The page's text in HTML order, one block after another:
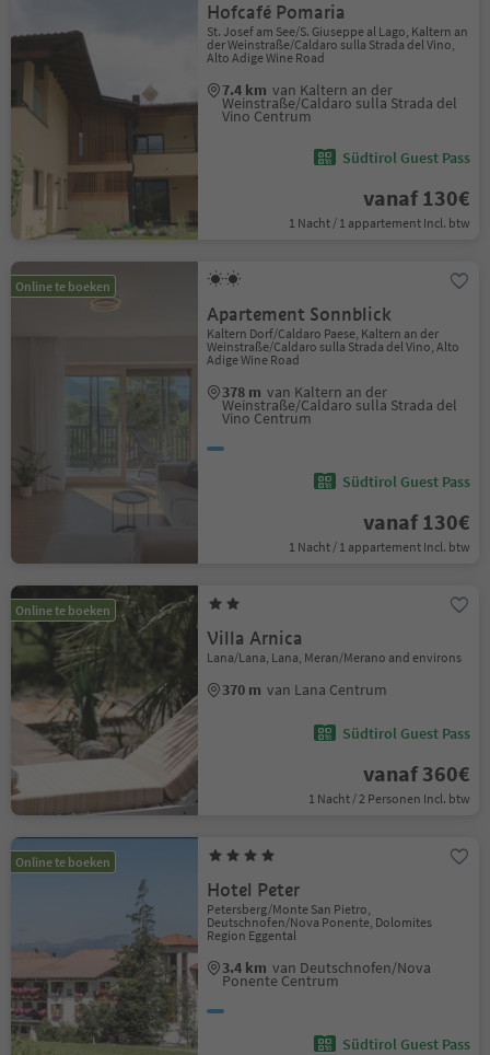
Hofcafé Pomaria
St. Josef am See/S. Giuseppe al Lago, Kaltern an
der Weinstraße/Caldaro sulla Strada del Vino,
Alto Adige Wine Road
7.4 km van Kaltern an der
Weinstraße/Caldaro sulla Strada del
Vino Centrum
Südtirol Guest Pass
vanaf 130€
1 Nacht / 1 appartement Incl. btw
Online te boeken
Apartement Sonnblick
Kaltern Dorf/Caldaro Paese, Kaltern an der
Weinstraße/Caldaro sulla Strada del Vino, Alto
Adige Wine Road
378 m van Kaltern an der
Weinstraße/Caldaro sulla Strada del
Vino Centrum
Südtirol Guest Pass
vanaf 130€
1 Nacht / 1 appartement Incl. btw
Online te boeken
Villa Arnica
Lana/Lana, Lana, Meran/Merano and environs
370 m van Lana Centrum
Südtirol Guest Pass
vanaf 360€
1 Nacht / 2 Personen Incl. btw
Online te boeken
Hotel Peter
Petersberg/Monte San Pietro,
Deutschnofen/Nova Ponente, Dolomites
Region Eggental
3.4 km van Deutschnofen/Nova
Ponente Centrum
Südtirol Guest Pass